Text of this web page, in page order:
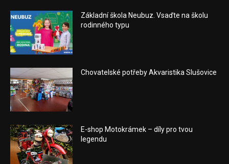
Základní škola Neubuz. Vsaďte na školu
rodinného typu
Chovatelské potřeby Akvaristika Slušovice
E-shop Motokrámek – díly pro tvou
legendu